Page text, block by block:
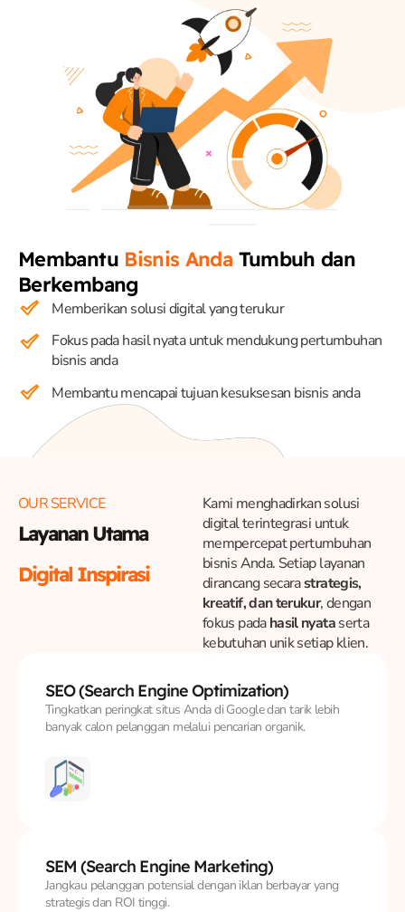
Membantu Bisnis Anda Tumbuh dan
Berkembang
Memberikan solusi digital yang terukur
Fokus pada hasil nyata untuk mendukung pertumbuhan
bisnis anda
Membantu mencapai tujuan kesuksesan bisnis anda
OUR SERVICE
Layanan Utama
Digital Inspirasi
Kami menghadirkan solusi
digital terintegrasi untuk
mempercepat pertumbuhan
bisnis Anda. Setiap layanan
dirancang secarastrategis,
kreatif, dan terukur, dengan
fokus padahasil nyataserta
kebutuhan unik setiap klien.
SEO(Search Engine Optimization)
Tingkatkan peringkat situs Anda di Google dan tarik lebih
banyak calon pelanggan melalui pencarian organik.
SEM(Search Engine Marketing)
Jangkau pelanggan potensial dengan iklan berbayar yang
strategis dan ROI tinggi.